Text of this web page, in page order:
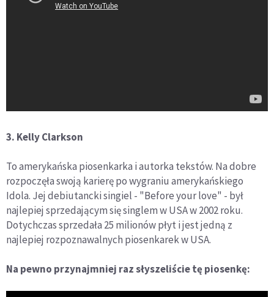
3. Kelly Clarkson
To amerykańska piosenkarka i autorka tekstów. Na dobre
rozpoczęła swoją karierę po wygraniu amerykańskiego
Idola. Jej debiutancki singiel - "Before your love" - był
najlepiej sprzedającym się singlem w USA w 2002 roku.
Dotychczas sprzedała 25 milionów płyt i jest jedną z
najlepiej rozpoznawalnych piosenkarek w USA.
Na pewno przynajmniej raz słyszeliście tę piosenkę: